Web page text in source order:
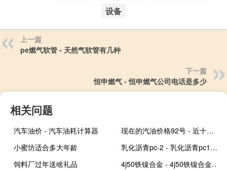
设备
上一篇
pe燃气软管 - 天然气软管有几种
下一篇
恒申燃气 - 恒申燃气公司电话是多少
相关问题
汽车油价 - 汽车油耗计算器
现在的汽油价格92号 - 近十年92油价一览表
小蜜坊适合多大年龄
乳化沥青pc-2 - 乳化沥青pc1和pc2的区别
饲料厂过年送啥礼品
4j50铁镍合金 - 4j50铁镍合金成分